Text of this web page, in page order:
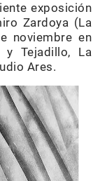
exposición
Zardoya (La
noviembre en
y Tejadillo, La
Ares.